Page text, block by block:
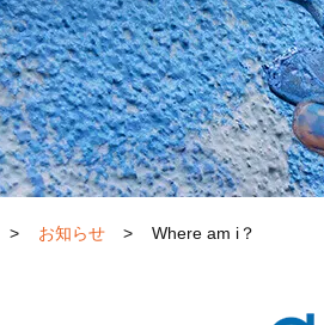
> お知らせ > Where am i？